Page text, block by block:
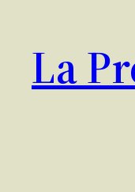
contenu
La